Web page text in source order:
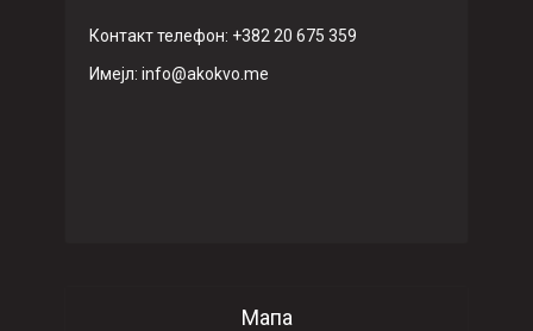
Контакт телефон: +382 20 675 359
Имeјл: info@akokvo.me
Мапа